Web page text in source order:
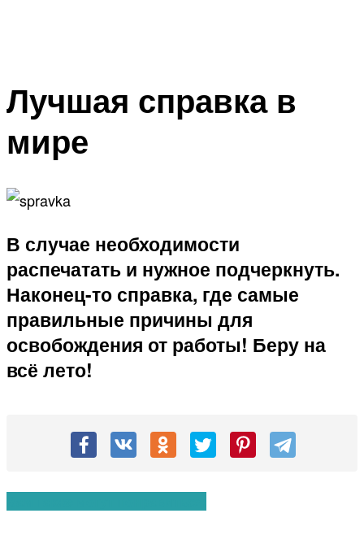
Лучшая справка в
мире
В случае необходимости
распечатать и нужное подчеркнуть.
Наконец-то справка, где самые
правильные причины для
освобождения от работы! Беру на
всё лето!